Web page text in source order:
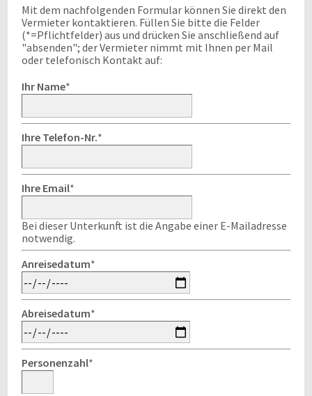
Mit dem nachfolgenden Formular können Sie direkt den
Vermieter kontaktieren. Füllen Sie bitte die Felder
(*=Pflichtfelder) aus und drücken Sie anschließend auf
"absenden"; der Vermieter nimmt mit Ihnen per Mail
oder telefonisch Kontakt auf:
Ihr Name*
Ihre Telefon-Nr.*
Ihre Email*
Bei dieser Unterkunft ist die Angabe einer E-Mailadresse
notwendig.
Anreisedatum*
Abreisedatum*
Personenzahl*